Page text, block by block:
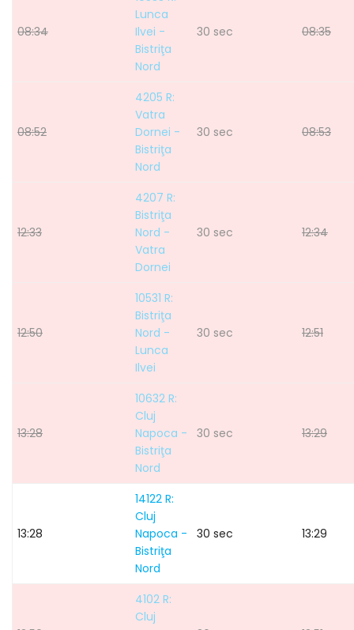
08:34
Lunca
Ilvei -
Bistriţa
Nord
30 sec 08:35
08:52
4205 R:
Vatra
Dornei -
Bistriţa
Nord
30 sec 08:53
12:33
4207 R:
Bistriţa
Nord -
Vatra
Dornei
30 sec 12:34
12:50
10531 R:
Bistriţa
Nord -
Lunca
Ilvei
30 sec 12:51
13:28
10632 R:
Cluj
Napoca -
Bistriţa
Nord
30 sec 13:29
13:28
14122 R:
Cluj
Napoca -
Bistriţa
Nord
30 sec 13:29
4102 R:
Cluj